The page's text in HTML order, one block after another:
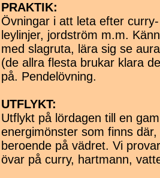
PRAKTIK:
Övningar i att leta efter
leylinjer, jordström m.m.
med slagruta, lära sig se
(de allra flesta brukar klara
på. Pendelövning.
UTFLYKT:
Utflykt på lördagen till en
energimönster som finns
beroende på vädret. Vi
övar på curry, hartmann,